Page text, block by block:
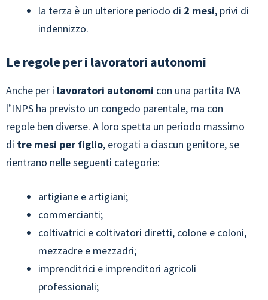
la terza è un ulteriore periodo di 2 mesi, privi di
indennizzo.
Le regole per i lavoratori autonomi
Anche per i lavoratori autonomi con una partita IVA
l’INPS ha previsto un congedo parentale, ma con
regole ben diverse. A loro spetta un periodo massimo
di tre mesi per figlio, erogati a ciascun genitore, se
rientrano nelle seguenti categorie:
artigiane e artigiani;
commercianti;
coltivatrici e coltivatori diretti, colone e coloni,
mezzadre e mezzadri;
imprenditrici e imprenditori agricoli
professionali;